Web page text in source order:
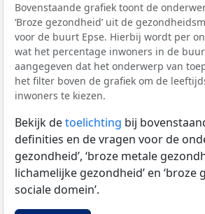
Bovenstaande grafiek toont de
‘Broze gezondheid’ uit de
voor de buurt Epse. Hierbij wordt per
wat het percentage inwoners in de
aangegeven dat het onderwerp van
het filter boven de grafiek om de
inwoners te kiezen.
Bekijk detoelichting bij
definities en de vragen voor de
gezondheid’, ‘broze metale
lichamelijke gezondheid’ en ‘broze
sociale domein’.